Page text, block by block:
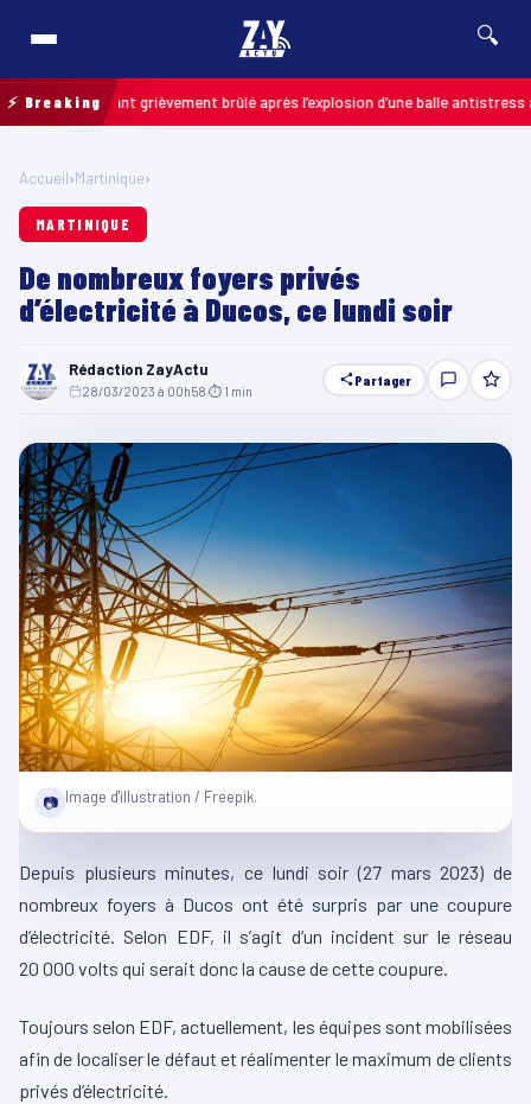
🔍
⚡ Breaking
: un enfant grièvement brûlé après l’explosion d’une balle antistress
Accueil›Martinique›
MARTINIQUE
De nombreux foyers privés
d’électricité à Ducos, ce lundi soir
Rédaction ZayActu
28/03/2023 à 00h58 ⏱ 1 min
Partager
📷 Image d'illustration / Freepik.
Depuis plusieurs minutes, ce lundi soir (27 mars 2023) de
nombreux foyers à Ducos ont été surpris par une coupure
d’électricité. Selon EDF, il s’agit d’un incident sur le réseau
20 000 volts qui serait donc la cause de cette coupure.
Toujours selon EDF, actuellement, les équipes sont mobilisées
afin de localiser le défaut et réalimenter le maximum de clients
privés d’électricité.